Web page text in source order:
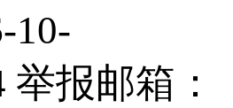
10-
举报邮箱：